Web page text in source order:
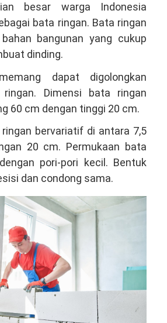
besar warga Indonesia
bata ringan. Bata ringan
bangunan yang cukup
dinding.
dapat digolongkan
Dimensi bata ringan
60 cm dengan tinggi 20 cm.
bervariatif di antara 7,5
20 cm. Permukaan bata
pori-pori kecil. Bentuk
dan condong sama.